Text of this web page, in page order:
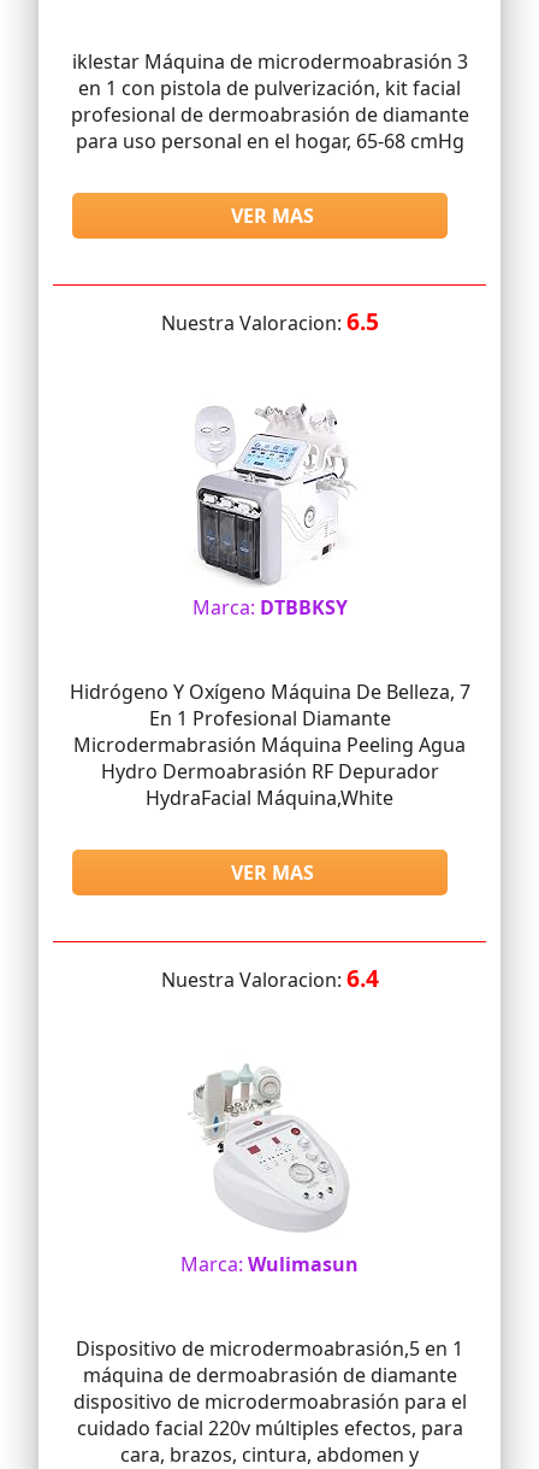
iklestar Máquina de microdermoabrasión 3
en 1 con pistola de pulverización, kit facial
profesional de dermoabrasión de diamante
para uso personal en el hogar, 65-68 cmHg
VER MAS
Nuestra Valoracion: 6.5
Marca: DTBBKSY
Hidrógeno Y Oxígeno Máquina De Belleza, 7
En 1 Profesional Diamante
Microdermabrasión Máquina Peeling Agua
Hydro Dermoabrasión RF Depurador
HydraFacial Máquina,White
VER MAS
Nuestra Valoracion: 6.4
Marca: Wulimasun
Dispositivo de microdermoabrasión,5 en 1
máquina de dermoabrasión de diamante
dispositivo de microdermoabrasión para el
cuidado facial 220v múltiples efectos, para
cara, brazos, cintura, abdomen y